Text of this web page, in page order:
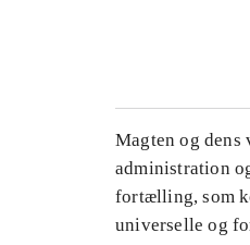
Magten og
administration
fortælling, som
universelle og